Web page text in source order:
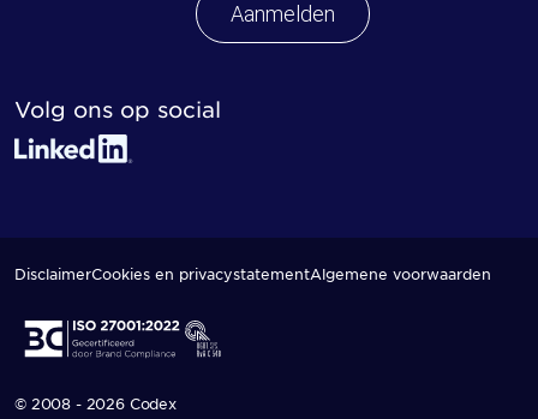
Aanmelden
Volg ons op social
DisclaimerCookies en privacystatementAlgemene voorwaarden
© 2008 - 2026 Codex